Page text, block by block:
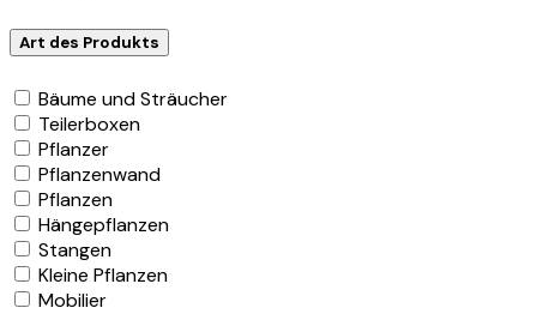
Art des Produkts
Bäume und Sträucher
Teilerboxen
Pflanzer
Pflanzenwand
Pflanzen
Hängepflanzen
Stangen
Kleine Pflanzen
Mobilier